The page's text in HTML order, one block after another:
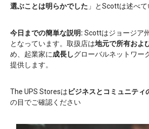
選ぶことは明らかでした 」とScottは述べて
今日までの簡単な説明: Scottはジョージア
となっています。取扱店は地元で所有およ
め、起業家に成長しグローバルネットワー
提供します。
The UPS Storesはビジネスとコミュニティ
の目でご確認ください